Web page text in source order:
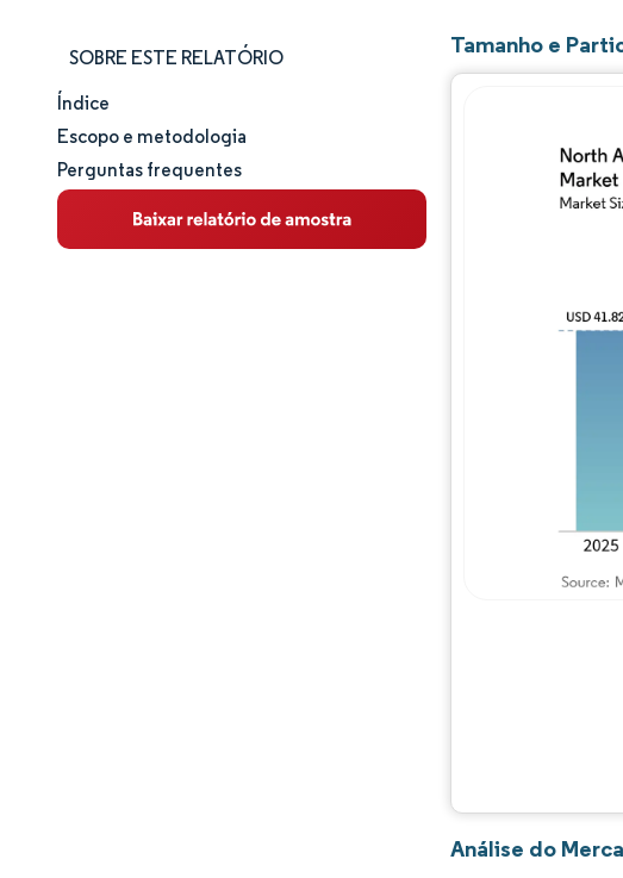
SOBRE ESTE RELATÓRIO
Tamanho e participação de mercado
Análise de mercado
Tendências e insights
Índice
Escopo e metodologia
Perguntas frequentes
Tamanho e
Análise do